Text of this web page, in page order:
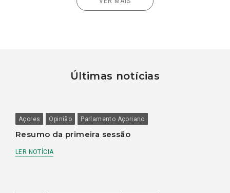
Últimas notícias
Açores Opinião Parlamento Açoriano
Resumo da primeira sessão
LER NOTÍCIA